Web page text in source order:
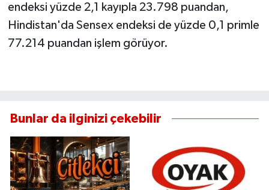
endeksi yüzde 2,1 kayıpla 23.798 puandan,
Hindistan'da Sensex endeksi de yüzde 0,1 primle
77.214 puandan işlem görüyor.
Bunlar da ilginizi çekebilir